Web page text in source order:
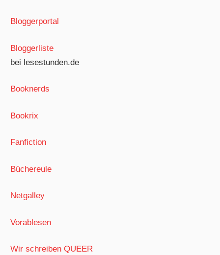
Bloggerportal
Bloggerliste
bei lesestunden.de
Booknerds
Bookrix
Fanfiction
Büchereule
Netgalley
Vorablesen
Wir schreiben QUEER